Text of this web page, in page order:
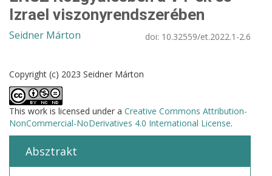
Izrael viszonyrendszerében
Seidner Márton doi: 10.32559/et.2022.1-2.6
Copyright (c) 2023 Seidner Márton
This work is licensed under a Creative Commons Attribution-
NonCommercial-NoDerivatives 4.0 International License.
Absztrakt